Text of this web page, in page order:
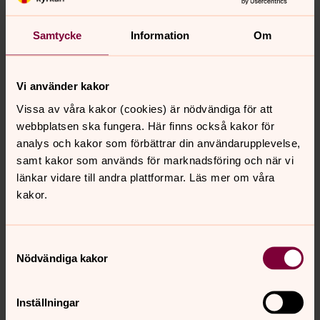
Samtycke Information Om
Vi använder kakor
Vissa av våra kakor (cookies) är nödvändiga för att
webbplatsen ska fungera. Här finns också kakor för
analys och kakor som förbättrar din användarupplevelse,
samt kakor som används för marknadsföring och när vi
länkar vidare till andra plattformar. Läs mer om våra
kakor.
Nödvändiga kakor
Inställningar
också vara skyldiga att hantera dina personuppgifter för
m.m.
Vi kommer endast att hantera dina personuppgifter så
länge det behövs enligt lagkrav. Vissa uppgifter kan
dock komma att sparas under en tid, nämligen sådana
uppgifter som krävs för administrativa ändamål.
Vem får tillgång till mina personuppgifter?
Söderköping S:t Anna församling är
betyder att vi har ansvar för att följa de lagkrav som
Vi har behörighetsstyrning på våra system, vilket gör att
dina personuppgifter endast kan kommas åt av de